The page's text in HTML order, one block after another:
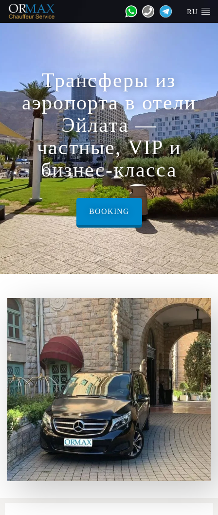
RU
Трансферы из
аэропорта в отели
Эйлата —
частные, VIP и
бизнес-класса
BOOKING